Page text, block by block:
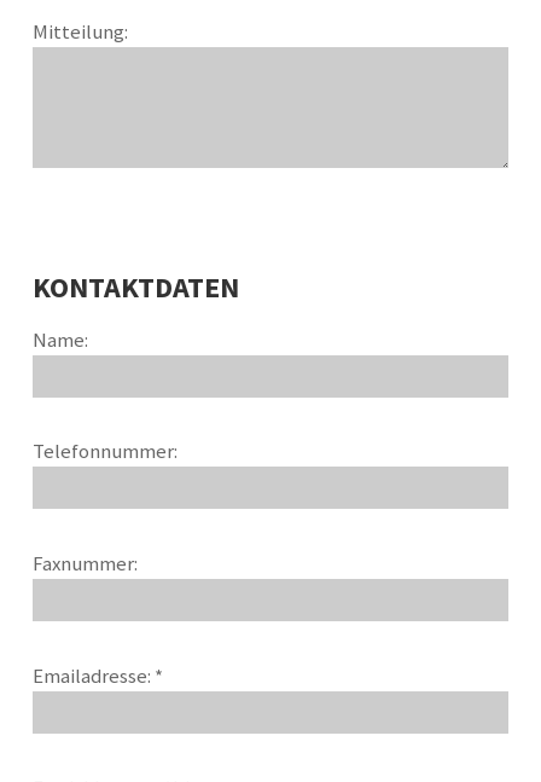
Mitteilung:
KONTAKTDATEN
Name:
Telefonnummer:
Faxnummer:
Emailadresse: *